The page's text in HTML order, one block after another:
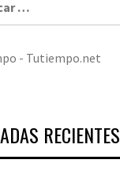
- Tutiempo.net
RECIENTES